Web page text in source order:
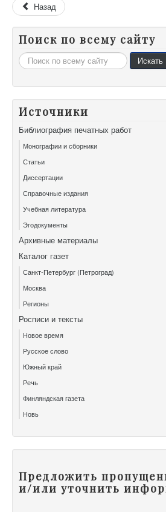
Назад
Поиск по всему сайту
Искать... Искать
Источники
Библиография печатных работ
Монографии и сборники
Статьи
Диссертации
Справочные издания
Учебная литература
Эгодокументы
Архивные материалы
Каталог газет
Санкт-Петербург (Петроград)
Москва
Регионы
Росписи и тексты
Новое время
Русское слово
Южный край
Речь
Финляндская газета
Новь
Предложить
и/или уточнить